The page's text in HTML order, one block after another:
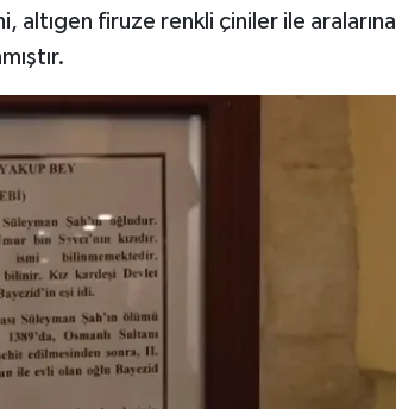
altıgen firuze renkli çiniler ile aralarına